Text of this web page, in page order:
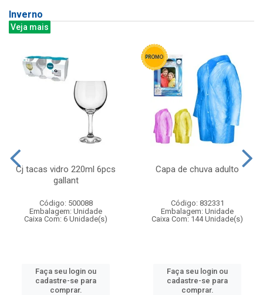
Inverno
Veja mais
Cj tacas vidro 220ml 6pcs
gallant
Código: 500088
Embalagem: Unidade
Caixa Com: 6 Unidade(s)
Faça seu login ou
cadastre-se para
comprar.
Capa de chuva adulto
Código: 832331
Embalagem: Unidade
Caixa Com: 144 Unidade(s)
Faça seu login ou
cadastre-se para
comprar.